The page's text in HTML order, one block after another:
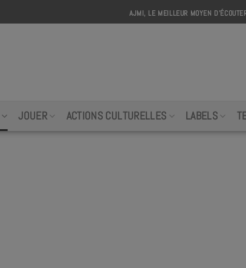
AJMI, LE MEILLEUR MOYEN
JOUER ACTIONS CULTURELLES LABELS